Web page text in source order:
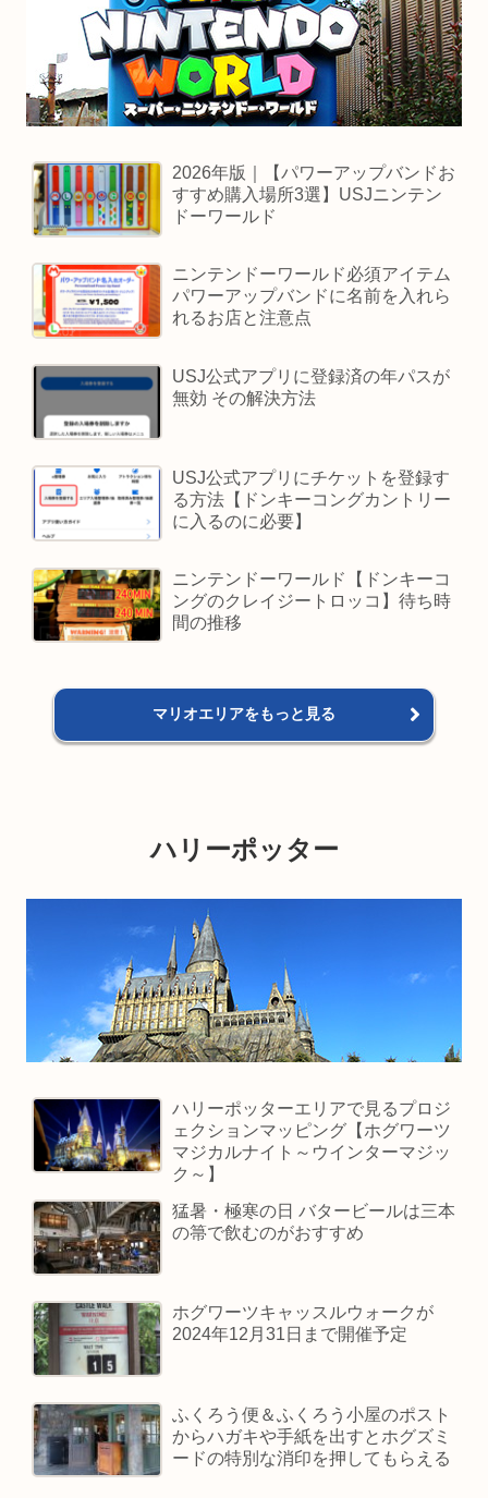
2026年版｜【パワーアップバンドお
すすめ購入場所3選】USJニンテン
ドーワールド
ニンテンドーワールド必須アイテム
パワーアップバンドに名前を入れら
れるお店と注意点
USJ公式アプリに登録済の年パスが
無効 その解決方法
USJ公式アプリにチケットを登録す
る方法【ドンキーコングカントリー
に入るのに必要】
ニンテンドーワールド【ドンキーコ
ングのクレイジートロッコ】待ち時
間の推移
マリオエリアをもっと見る
ハリーポッター
ハリーポッターエリアで見るプロジ
ェクションマッピング【ホグワーツ
マジカルナイト～ウインターマジッ
ク～】
猛暑・極寒の日 バタービールは三本
の箒で飲むのがおすすめ
ホグワーツキャッスルウォークが
2024年12月31日まで開催予定
ふくろう便＆ふくろう小屋のポスト
からハガキや手紙を出すとホグズミ
ードの特別な消印を押してもらえる